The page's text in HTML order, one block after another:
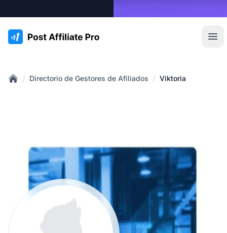
:site.title
/ Directorio de Gestores de Afiliados / Viktoria